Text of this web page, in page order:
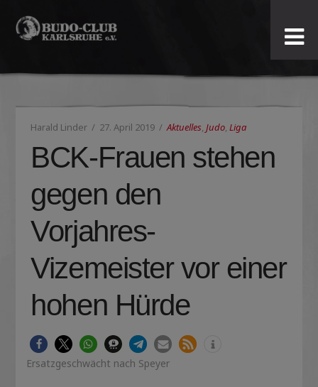
Budo-
Club
Karlsruhe
e.V.
Harald Linder 27. April 2019 Aktuelles, Judo, Liga
BCK-Frauen stehen
gegen den
Vorjahres-
Vizemeister vor einer
hohen Hürde
Ersatzgeschwächt nach Speyer